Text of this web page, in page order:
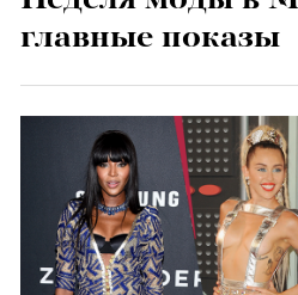
главные показы